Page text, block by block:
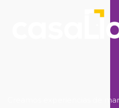
Creamos experiencias de